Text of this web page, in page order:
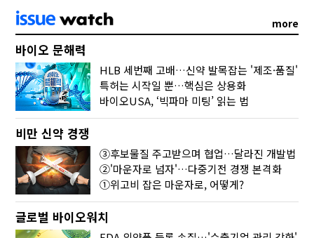
more
바이오 문해력
HLB 세번째 고배…신약 발목잡는 '제조·품질'
특허는 시작일 뿐…핵심은 상용화
바이오USA, ‘빅파마 미팅’ 읽는 법
비만 신약 경쟁
③후보물질 주고받으며 협업…달라진 개발법
②'마운자로 넘자'…다중기전 경쟁 본격화
①위고비 잡은 마운자로, 어떻게?
글로벌 바이오워치